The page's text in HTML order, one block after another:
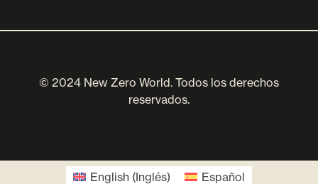
© 2024 New Zero World. Todos los derechos
reservados.
English (Inglés) Español